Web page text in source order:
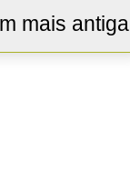
mais antiga